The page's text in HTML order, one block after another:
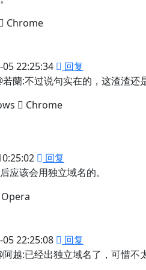
Chrome
22:25:34
回复
若蘭:不过说句实在的，这渣渣还
Chrome
回复
应该会用独立域名的。
Opera
22:25:08
回复
阿越:已经出独立域名了，可惜不